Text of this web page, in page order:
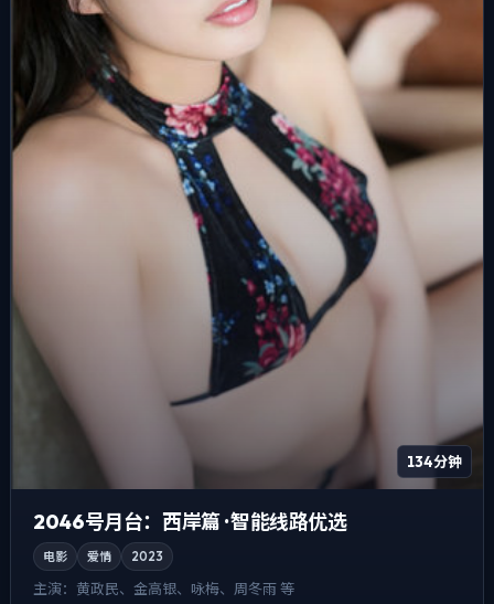
134分钟
2046号月台：西岸篇 · 智能线路优选
电影 爱情 2023
主演： 黄政民、金高银、咏梅、周冬雨 等